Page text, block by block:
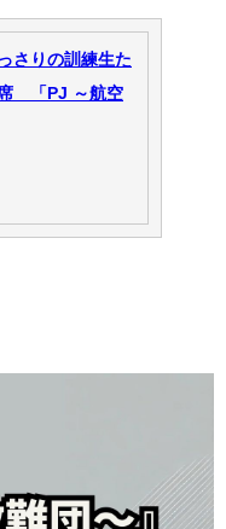
さりの訓練生た
席 「PJ ～航空